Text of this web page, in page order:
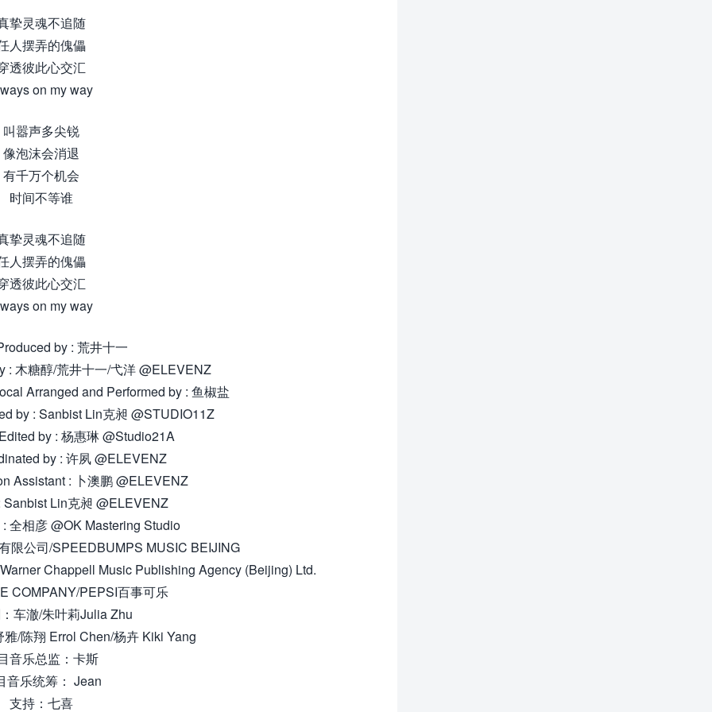
挚灵魂不追随
人摆弄的傀儡
透彼此心交汇
on my way
叫嚣声多尖锐
像泡沫会消退
有千万个机会
时间不等谁
挚灵魂不追随
人摆弄的傀儡
透彼此心交汇
on my way
by : 荒井十一
: 木糖醇/荒井十一/弋洋 @ELEVENZ
Arranged and Performed by : 鱼椒盐
by : Sanbist Lin克昶 @STUDIO11Z
by : 杨惠琳 @Studio21A
by : 许夙 @ELEVENZ
Assistant : 卜澳鹏 @ELEVENZ
Sanbist Lin克昶 @ELEVENZ
全相彦 @OK Mastering Studio
限公司/SPEEDBUMPS MUSIC BEIJING
Chappell Music Publishing Agency (Beijing) Ltd.
COMPANY/PEPSI百事可乐
车澈/朱叶莉Julia Zhu
/陈翔 Errol Chen/杨卉 Kiki Yang
音乐总监：卡斯
音乐统筹： Jean
支持：七喜